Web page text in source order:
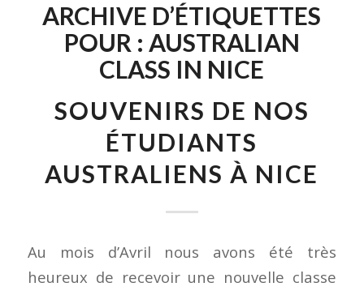
ARCHIVE D’ÉTIQUETTES
POUR : AUSTRALIAN
CLASS IN NICE
SOUVENIRS DE NOS
ÉTUDIANTS
AUSTRALIENS À NICE
Au mois d’Avril nous avons été très
heureux de recevoir une nouvelle classe